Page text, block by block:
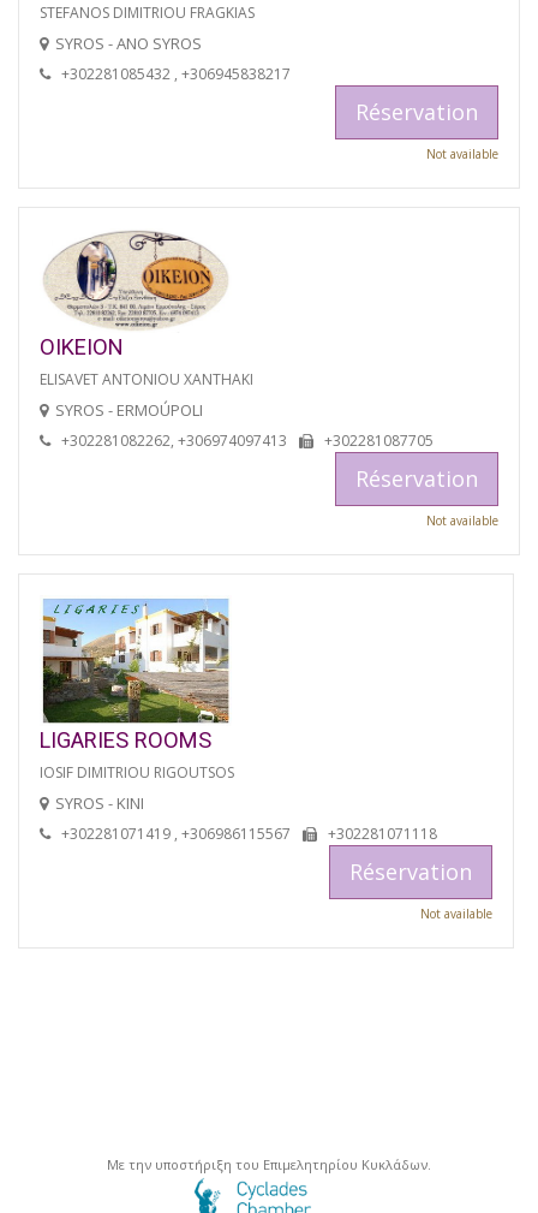
STEFANOS DIMITRIOU FRAGKIAS
SYROS - ANO SYROS
+302281085432 , +306945838217
Réservation
Not available
OIKEION
ELISAVET ANTONIOU XANTHAKI
SYROS - ERMOÚPOLI
+302281082262, +306974097413 +302281087705
Réservation
Not available
LIGARIES ROOMS
IOSIF DIMITRIOU RIGOUTSOS
SYROS - KINI
+302281071419 , +306986115567 +302281071118
Réservation
Not available
Με την υποστήριξη του Επιμελητηρίου Κυκλάδων.